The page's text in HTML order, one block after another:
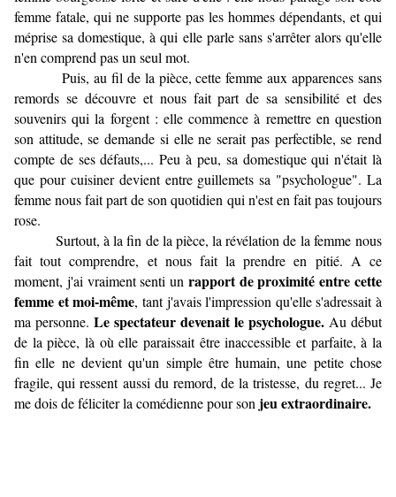
femme fatale, qui ne supporte pas les hommes dépendants, et qui
méprise sa domestique, à qui elle parle sans s'arrêter alors qu'elle
n'en comprend pas un seul mot.
Puis, au fil de la pièce, cette femme aux apparences sans
remords se découvre et nous fait part de sa sensibilité et des
souvenirs qui la forgent : elle commence à remettre en question
son attitude, se demande si elle ne serait pas perfectible, se rend
compte de ses défauts,... Peu à peu, sa domestique qui n'était là
que pour cuisiner devient entre guillemets sa "psychologue". La
femme nous fait part de son quotidien qui n'est en fait pas toujours
rose.
Surtout, à la fin de la pièce, la révélation de la femme nous
fait tout comprendre, et nous fait la prendre en pitié. A ce
moment, j'ai vraiment senti un rapport de proximité entre cette
femme et moi-même, tant j'avais l'impression qu'elle s'adressait à
ma personne. Le spectateur devenait le psychologue. Au début
de la pièce, là où elle paraissait être inaccessible et parfaite, à la
fin elle ne devient qu'un simple être humain, une petite chose
fragile, qui ressent aussi du remord, de la tristesse, du regret... Je
me dois de féliciter la comédienne pour son jeu extraordinaire.